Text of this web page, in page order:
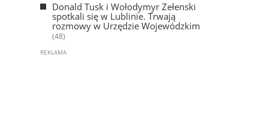
Donald Tusk i Wołodymyr Zełenski
spotkali się w Lublinie. Trwają
rozmowy w Urzędzie Wojewódzkim
(48)